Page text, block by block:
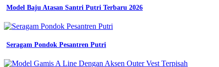
Model Baju Atasan Santri Putri Terbaru 2026
Seragam Pondok Pesantren Putri